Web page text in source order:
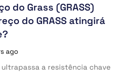
do Grass (GRASS)
do GRASS atingirá
ago
ultrapassa a resistência chave